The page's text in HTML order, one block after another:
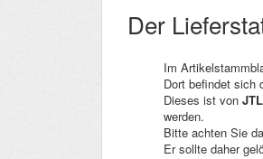
Der
Im
Dort befindet sich
Dieses ist von JTL
werden.
Bitte achten Sie
Er sollte daher